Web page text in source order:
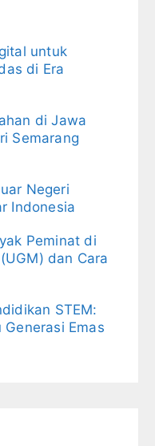
untuk
di Era
di Jawa
Semarang
Negeri
Indonesia
Peminat di
dan Cara
STEM:
Emas